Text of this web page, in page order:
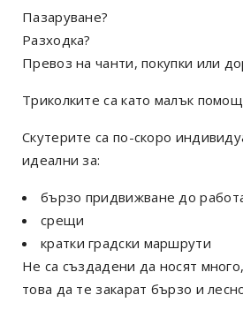
Пазаруване?
Разходка?
Превоз на чанти, покупки или
Триколките са като малък
Скутерите са по-скоро
идеални за:
бързо придвижване до
срещи
кратки градски маршрути
Не са създадени да носят
това да те закарат бързо и